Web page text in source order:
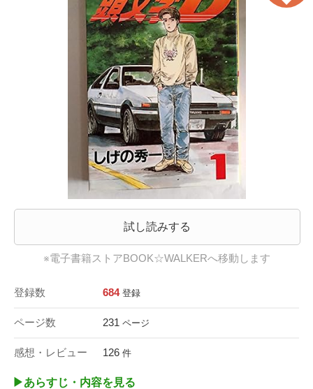
試し読みする
※電子書籍ストアBOOK☆WALKERへ移動します
登録数 684 登録
ページ数 231 ページ
感想・レビュー 126 件
▶︎あらすじ・内容を見る